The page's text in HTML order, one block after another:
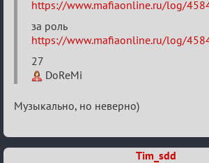
https://www.mafiaonline.ru/log/
за роль
https://www.mafiaonline.ru/log/
27
DoReMi
Музыкально, но неверно)
Tim_sdd